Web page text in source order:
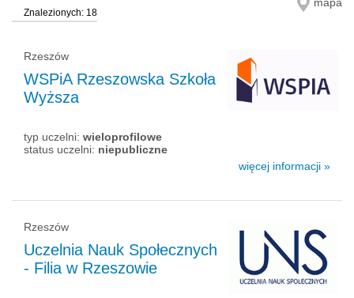
Znalezionych: 18
Rzeszów
WSPiA Rzeszowska Szkoła
Wyższa
typ uczelni: wieloprofilowe
status uczelni: niepubliczne
więcej informacji »
Rzeszów
Uczelnia Nauk Społecznych
- Filia w Rzeszowie